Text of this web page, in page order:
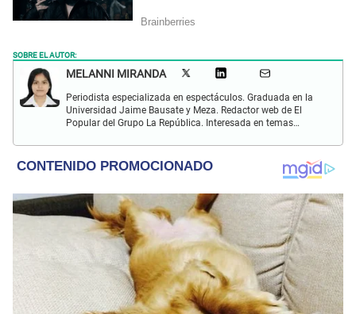
SOBRE EL AUTOR:
MELANNI MIRANDA
Periodista especializada en espectáculos. Graduada en la
Universidad Jaime Bausate y Meza. Redactor web de El
Popular del Grupo La República. Interesada en temas
series y deporte. Gusto por la locución y el baile.